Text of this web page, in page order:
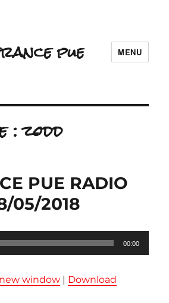
pue MENU
:zodd
PUE RADIO
05/2018
00:00
window | Download